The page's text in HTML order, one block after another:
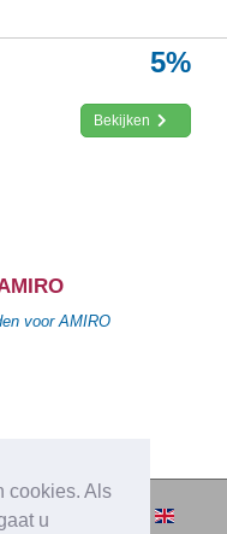
cookies. Als
u
5%
Bekijken
voor AMIRO